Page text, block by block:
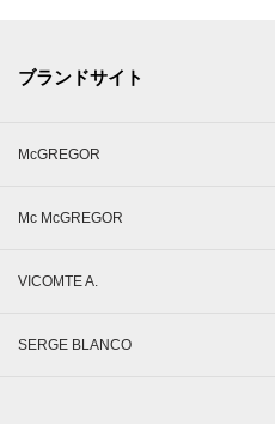
ブランドサイト
McGREGOR
Mc McGREGOR
VICOMTE A.
SERGE BLANCO